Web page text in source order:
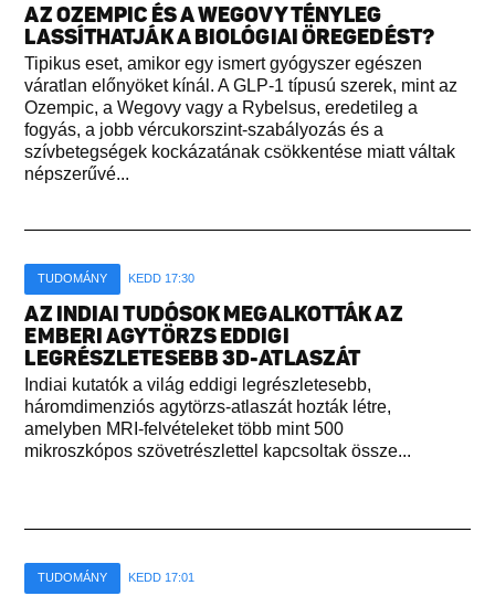
AZ OZEMPIC ÉS A WEGOVY TÉNYLEG
LASSÍTHATJÁK A BIOLÓGIAI ÖREGEDÉST?
Tipikus eset, amikor egy ismert gyógyszer egészen
váratlan előnyöket kínál. A GLP-1 típusú szerek, mint az
Ozempic, a Wegovy vagy a Rybelsus, eredetileg a
fogyás, a jobb vércukorszint-szabályozás és a
szívbetegségek kockázatának csökkentése miatt váltak
népszerűvé...
TUDOMÁNY KEDD 17:30
AZ INDIAI TUDÓSOK MEGALKOTTÁK AZ
EMBERI AGYTÖRZS EDDIGI
LEGRÉSZLETESEBB 3D-ATLASZÁT
Indiai kutatók a világ eddigi legrészletesebb,
háromdimenziós agytörzs-atlaszát hozták létre,
amelyben MRI-felvételeket több mint 500
mikroszkópos szövetrészlettel kapcsoltak össze...
TUDOMÁNY KEDD 17:01